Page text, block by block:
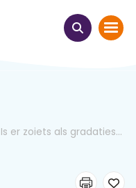
Is er zoiets als gradaties...